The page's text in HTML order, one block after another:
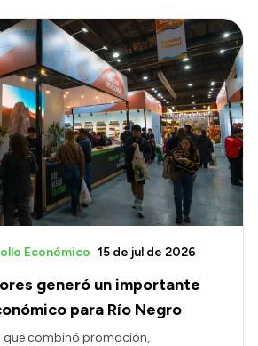
generó un importante
para Río Negro
Económico 15 de jul de 2026
que combinó promoción,